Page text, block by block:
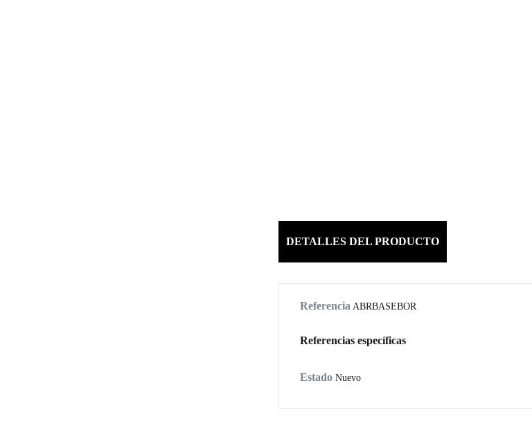
DETALLES DEL PRODUCTO
Referencia ABRBASEBOR
Referencias específicas
Estado Nuevo